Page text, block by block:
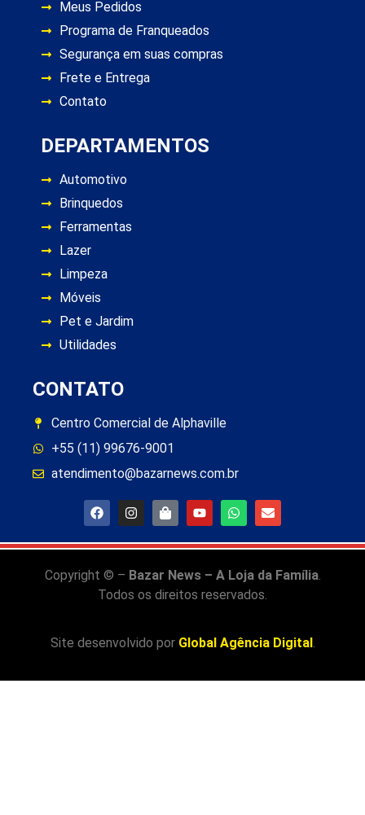
Meus Pedidos
Programa de Franqueados
Segurança em suas compras
Frete e Entrega
Contato
DEPARTAMENTOS
Automotivo
Brinquedos
Ferramentas
Lazer
Limpeza
Móveis
Pet e Jardim
Utilidades
CONTATO
Centro Comercial de Alphaville
+55 (11) 99676-9001
atendimento@bazarnews.com.br
Copyright © – Bazar News – A Loja da Família.
Todos os direitos reservados.
Site desenvolvido por Global Agência Digital.